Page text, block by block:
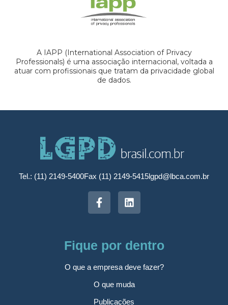
A IAPP (International Association of Privacy
Professionals) é uma associação internacional, voltada a
atuar com profissionais que tratam da privacidade global
de dados.
Tel.: (11) 2149-5400Fax (11) 2149-5415lgpd@lbca.com.br
Fique por dentro
O que a empresa deve fazer?
O que muda
Publicações